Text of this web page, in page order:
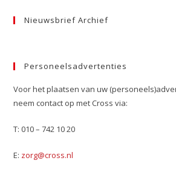
Nieuwsbrief Archief
Personeelsadvertenties
Voor het plaatsen van uw
neem contact op met Cross via:
T: 010 – 742 10 20
E: zorg@cross.nl